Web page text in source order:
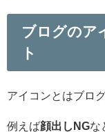
ブログのア
ト
アイコンとはブロ
例えば顔出しNGな